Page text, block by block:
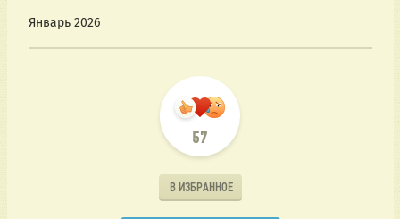
Январь 2026
57
В ИЗБРАННОЕ